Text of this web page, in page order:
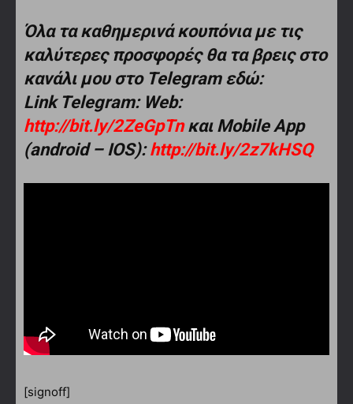
Όλα τα καθημερινά κουπόνια με τις
καλύτερες προσφορές θα τα βρεις στο
κανάλι μου στο Telegram εδώ:
Link Telegram: Web:
http://bit.ly/2ZeGpTnκαι Mobile App
(android – IOS):http://bit.ly/2z7kHSQ
[signoff]